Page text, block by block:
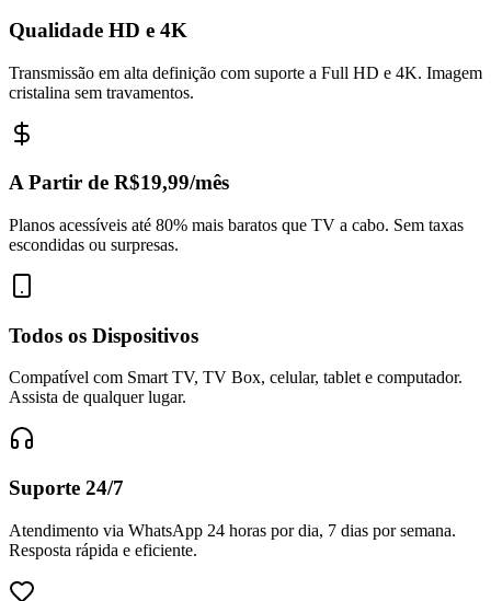
Qualidade HD e 4K
Transmissão em alta definição com suporte a Full HD e 4K. Imagem
cristalina sem travamentos.
A Partir de R$19,99/mês
Planos acessíveis até 80% mais baratos que TV a cabo. Sem taxas
escondidas ou surpresas.
Todos os Dispositivos
Compatível com Smart TV, TV Box, celular, tablet e computador.
Assista de qualquer lugar.
Suporte 24/7
Atendimento via WhatsApp 24 horas por dia, 7 dias por semana.
Resposta rápida e eficiente.